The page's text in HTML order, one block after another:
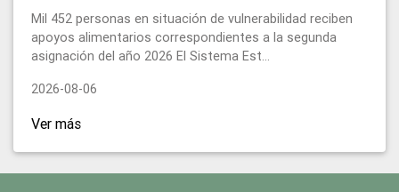
Mil 452 personas en situación de vulnerabilidad reciben
apoyos alimentarios correspondientes a la segunda
asignación del año 2026 El Sistema Est...
2026-08-06
Ver más